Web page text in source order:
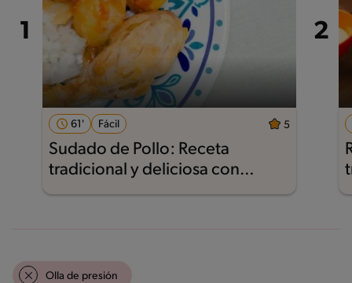
61' Fácil 5
Sudado de Pollo: Receta
tradicional y deliciosa con
Nestlé®
Olla de presión